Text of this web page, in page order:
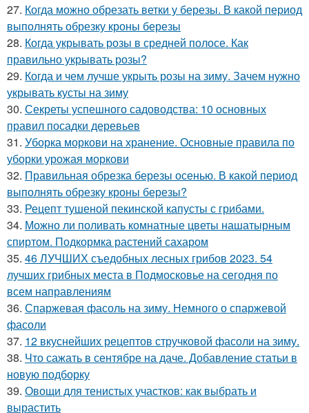
27. Когда можно обрезать ветки у березы. В какой период
выполнять обрезку кроны березы
28. Когда укрывать розы в средней полосе. Как
правильно укрывать розы?
29. Когда и чем лучше укрыть розы на зиму. Зачем нужно
укрывать кусты на зиму
30. Секреты успешного садоводства: 10 основных
правил посадки деревьев
31. Уборка моркови на хранение. Основные правила по
уборки урожая моркови
32. Правильная обрезка березы осенью. В какой период
выполнять обрезку кроны березы?
33. Рецепт тушеной пекинской капусты с грибами.
34. Можно ли поливать комнатные цветы нашатырным
спиртом. Подкормка растений сахаром
35. 46 ЛУЧШИХ съедобных лесных грибов 2023. 54
лучших грибных места в Подмосковье на сегодня по
всем направлениям
36. Спаржевая фасоль на зиму. Немного о спаржевой
фасоли
37. 12 вкуснейших рецептов стручковой фасоли на зиму.
38. Что сажать в сентябре на даче. Добавление статьи в
новую подборку
39. Овощи для тенистых участков: как выбрать и
вырастить